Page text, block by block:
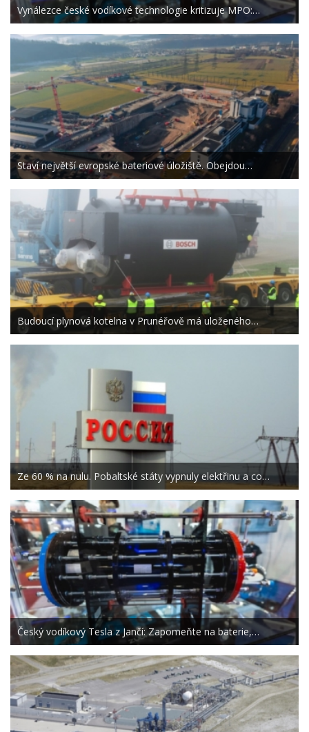
Vynálezce české vodíkové technologie kritizuje MPO:…
Staví největší evropské bateriové úložiště. Obejdou…
Budoucí plynová kotelna v Prunéřově má uloženého…
Ze 60 % na nulu. Pobaltské státy vypnuly elektřinu a co…
Český vodíkový Tesla z Jančí: Zapomeňte na baterie,…